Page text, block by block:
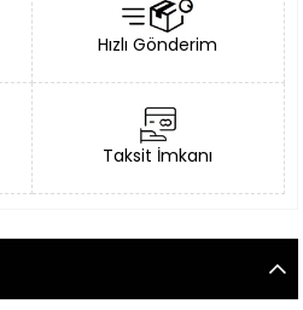
Hızlı Gönderim
Taksit İmkanı